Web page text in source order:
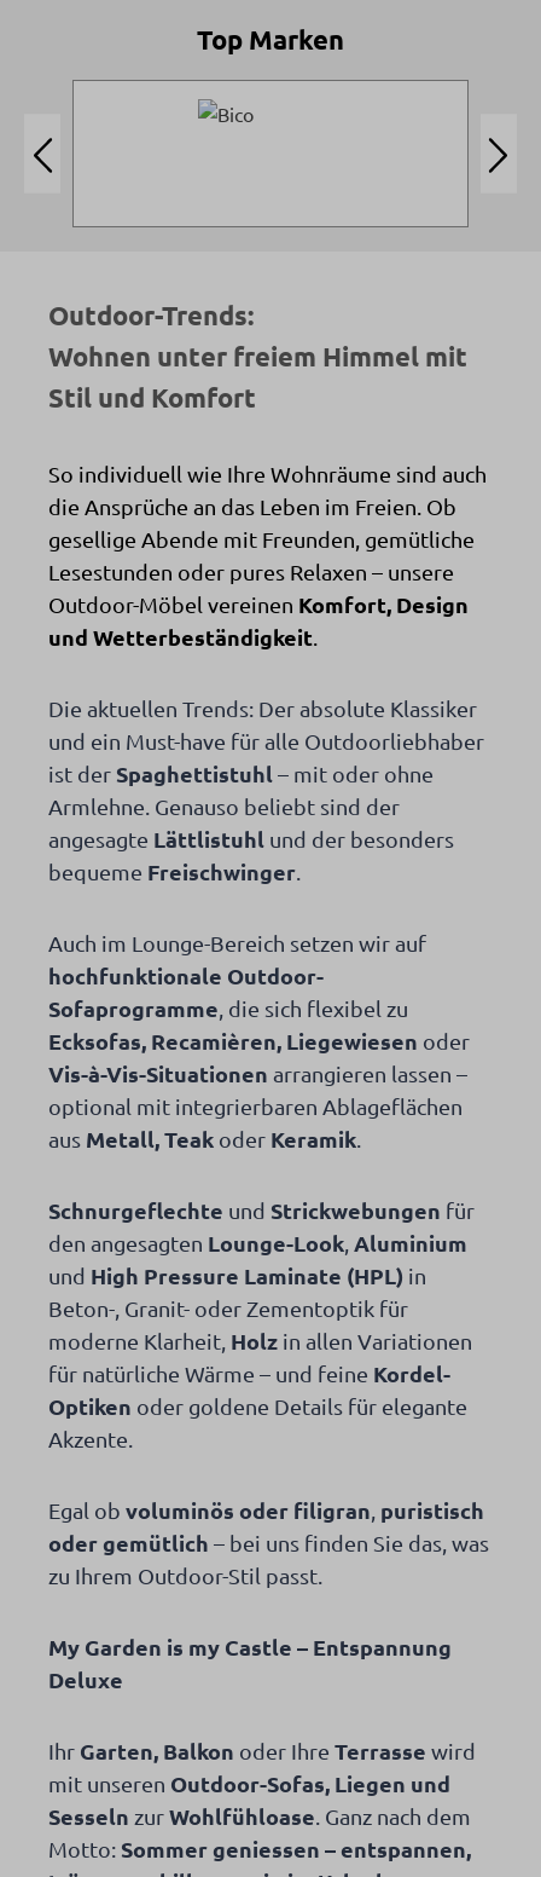
Top Marken
Outdoor-Trends:
Wohnen unter freiem Himmel mit
Stil und Komfort
So individuell wie Ihre Wohnräume sind auch
die Ansprüche an das Leben im Freien. Ob
gesellige Abende mit Freunden, gemütliche
Lesestunden oder pures Relaxen – unsere
Outdoor-Möbel vereinen Komfort, Design
und Wetterbeständigkeit
Die aktuellen Trends: Der absolute Klassiker
und ein Must-have für alle Outdoorliebhaber
ist der Spaghettistuhl– mit oder ohne
Armlehne. Genauso beliebt sind der
angesagte Lättlistuhl und der besonders
bequeme Freischwinger
Auch im Lounge-Bereich setzen wir auf
hochfunktionale Outdoor-
Sofaprogramme , die sich flexibel zu
Ecksofas, Recamièren, Liegewiesen oder
Vis-à-Vis-Situationen arrangieren lassen –
optional mit integrierbaren Ablageflächen
aus Metall, Teak oder Keramik
Schnurgeflechte und Strickwebungen für
den angesagten Lounge-Look Aluminium
und High Pressure Laminate (HPL) in
Beton-, Granit- oder Zementoptik für
moderne Klarheit, Holz in allen Variationen
für natürliche Wärme – und feine Kordel-
Optiken oder goldene Details für elegante
Akzente.
Egal ob voluminös oder filigran puristisch
oder gemütlich – bei uns finden Sie das, was
zu Ihrem Outdoor-Stil passt.
My Garden is my Castle – Entspannung
Deluxe
Ihr Garten, Balkon oder Ihre Terrasse wird
mit unseren Outdoor-Sofas, Liegen und
Sesseln zurWohlfühloase . Ganz nach dem
Motto: Sommer geniessen – entspannen,